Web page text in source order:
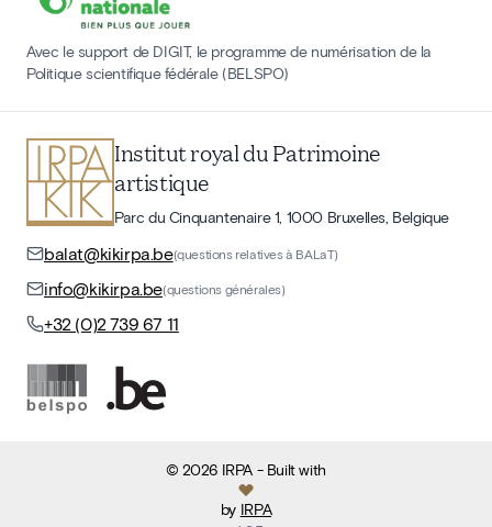
Avec le support de DIGIT, le programme de numérisation de la
Politique scientifique fédérale (BELSPO)
Institut royal du Patrimoine
artistique
Parc du Cinquantenaire 1, 1000 Bruxelles, Belgique
balat@kikirpa.be(questions relatives à BALaT)
info@kikirpa.be(questions générales)
+32 (0)2 739 67 11
©2026 IRPA- Built with
by IRPA